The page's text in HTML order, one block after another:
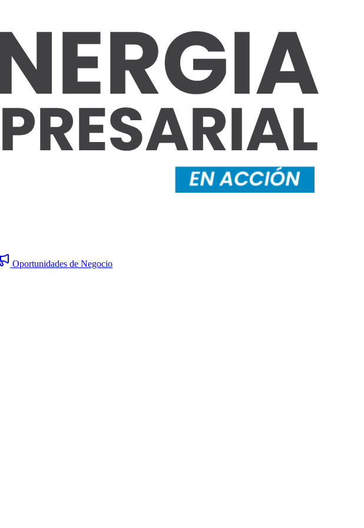
Oportunidades de Negocio